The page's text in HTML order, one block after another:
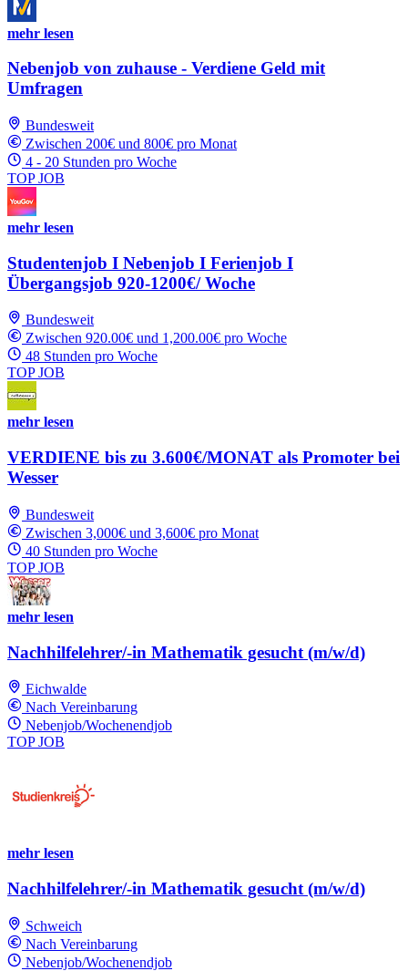
mehr lesen
Nebenjob von zuhause - Verdiene Geld mit
Umfragen
Bundesweit
Zwischen 200€ und 800€ pro Monat
4 - 20 Stunden pro Woche
TOP JOB
mehr lesen
Studentenjob I Nebenjob I Ferienjob I
Übergangsjob 920-1200€/ Woche
Bundesweit
Zwischen 920.00€ und 1,200.00€ pro Woche
48 Stunden pro Woche
TOP JOB
mehr lesen
VERDIENE bis zu 3.600€/MONAT als Promoter bei
Wesser
Bundesweit
Zwischen 3,000€ und 3,600€ pro Monat
40 Stunden pro Woche
TOP JOB
mehr lesen
Nachhilfelehrer/-in Mathematik gesucht (m/w/d)
Eichwalde
Nach Vereinbarung
Nebenjob/Wochenendjob
TOP JOB
mehr lesen
Nachhilfelehrer/-in Mathematik gesucht (m/w/d)
Schweich
Nach Vereinbarung
Nebenjob/Wochenendjob